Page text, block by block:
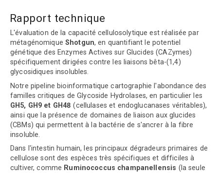
Rapport technique
L'évaluation de la capacité cellulosolytique est réalisée par
métagénomiqueShotgun, en quantifiant le potentiel
génétique des Enzymes Actives sur Glucides (CAZymes)
spécifiquement dirigées contre les liaisons bêta-(1,4)
glycosidiques insolubles.
Notre pipeline bioinformatique cartographie l'abondance des
familles critiques de Glycoside Hydrolases, en particulier les
GH5, GH9 et GH48 (cellulases et endoglucanases véritables),
ainsi que la présence de domaines de liaison aux glucides
(CBMs) qui permettent à la bactérie de s'ancrer à la fibre
insoluble.
Dans l'intestin humain, les principaux dégradeurs primaires de
cellulose sont des espèces très spécifiques et difficiles à
cultiver, comme Ruminococcus champanellensis (la seule